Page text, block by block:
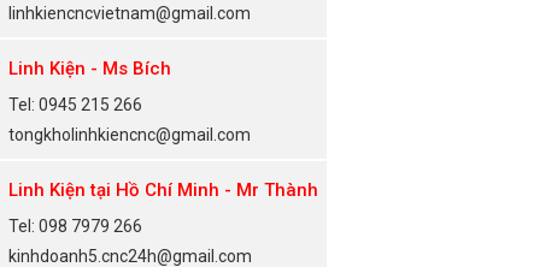
linhkiencncvietnam@gmail.com
Linh Kiện - Ms Bích
Tel: 0945 215 266
tongkholinhkiencnc@gmail.com
Linh Kiện tại Hồ Chí Minh - Mr Thành
Tel: 098 7979 266
kinhdoanh5.cnc24h@gmail.com